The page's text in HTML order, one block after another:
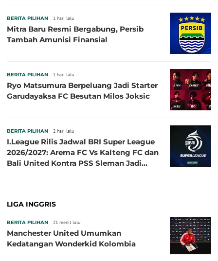
BERITA PILIHAN 1 hari lalu
Mitra Baru Resmi Bergabung, Persib
Tambah Amunisi Finansial
BERITA PILIHAN 1 hari lalu
Ryo Matsumura Berpeluang Jadi Starter
Garudayaksa FC Besutan Milos Joksic
BERITA PILIHAN 2 hari lalu
I.League Rilis Jadwal BRI Super League
2026/2027: Arema FC Vs Kalteng FC dan
Bali United Kontra PSS Sleman Jadi
LIGA INGGRIS
BERITA PILIHAN 21 menit lalu
Manchester United Umumkan
Kedatangan Wonderkid Kolombia